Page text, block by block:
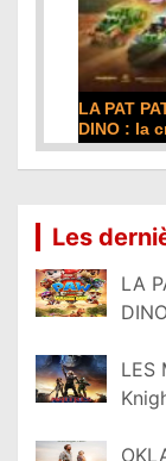
LA PAT
DINO : la
Les
LA
LES